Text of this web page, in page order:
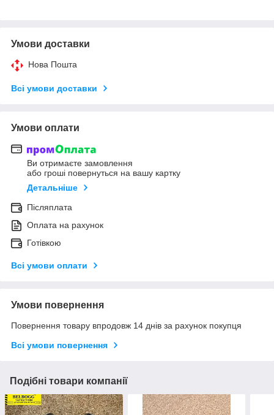
Умови доставки
Нова Пошта
Всі умови доставки
Умови оплати
Ви отримаєте замовлення
або гроші повернуться на вашу картку
Детальніше
Післяплата
Оплата на рахунок
Готівкою
Всі умови оплати
Умови повернення
Повернення товару впродовж 14 днів за рахунок покупця
Всі умови повернення
Подібні товари компанії